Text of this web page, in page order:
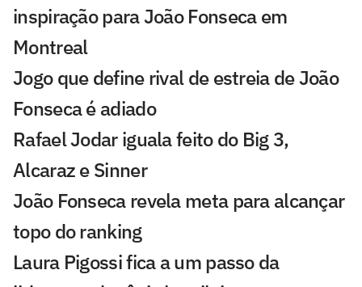
inspiração para João Fonseca em
Montreal
Jogo que define rival de estreia de João
Fonseca é adiado
Rafael Jodar iguala feito do Big 3,
Alcaraz e Sinner
João Fonseca revela meta para alcançar
topo do ranking
Laura Pigossi fica a um passo da